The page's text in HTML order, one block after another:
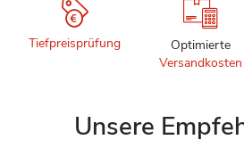
Tiefpreisprüfung
Optimierte
Versandkosten
Unsere